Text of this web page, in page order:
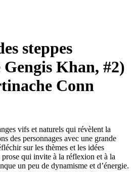
steppes
Gengis Khan, #2)
Conn
vifs et naturels qui révèlent la
des personnages avec une grande
sur les thèmes et les idées
qui invite à la réflexion et à la
un peu de dynamisme et d’énergie.